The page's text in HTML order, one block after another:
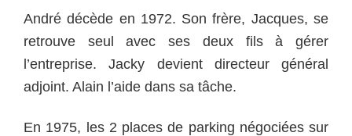
André décède en 1972. Son frère, Jacques, se
retrouve seul avec ses deux fils à gérer
l’entreprise. Jacky devient directeur général
adjoint. Alain l’aide dans sa tâche.
En 1975, les 2 places de parking négociées sur